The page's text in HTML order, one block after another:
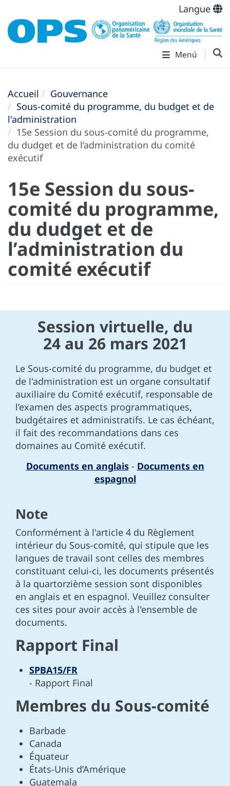
Langue
Menú
Accueil
Gouvernance
Sous-comité du programme, du budget et de
l'administration
15e Session du sous-comité du programme,
du dudget et de l’administration du comité
exécutif
15e Session du sous-
comité du programme,
du dudget et de
l’administration du
comité exécutif
Session virtuelle, du
24 au 26 mars 2021
Le Sous-comité du programme, du budget et
de l'administration est un organe consultatif
auxiliaire du Comité exécutif, responsable de
l’examen des aspects programmatiques,
budgétaires et administratifs. Le cas échéant,
il fait des recommandations dans ces
domaines au Comité exécutif.
Documents en anglais- Documents en
espagnol
Note
Conformément à l'article 4 du Règlement
intérieur du Sous-comité, qui stipule que les
langues de travail sont celles des membres
constituant celui-ci, les documents présentés
à la quartorzième session sont disponibles
en anglais et en espagnol. Veuillez consulter
ces sites pour avoir accès à l'ensemble de
documents.
Rapport Final
SPBA15/FR
- Rapport Final
Membres du Sous-comité
Barbade
Canada
Équateur
États-Unis d’Amérique
Guatemala